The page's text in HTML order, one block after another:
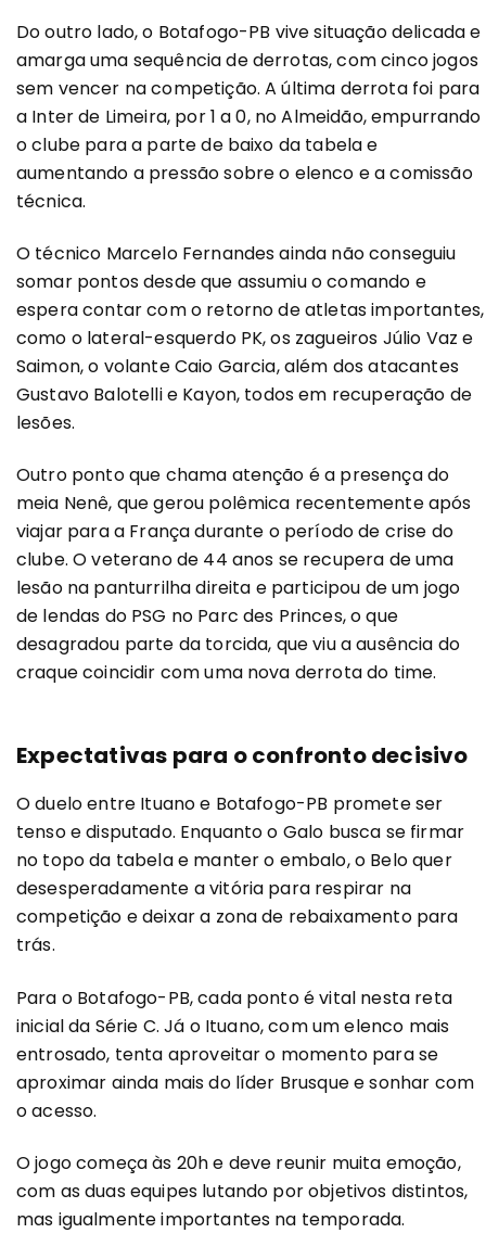
Do outro lado, o Botafogo-PB vive situação delicada e
amarga uma sequência de derrotas, com cinco jogos
sem vencer na competição. A última derrota foi para
a Inter de Limeira, por 1 a 0, no Almeidão, empurrando
o clube para a parte de baixo da tabela e
aumentando a pressão sobre o elenco e a comissão
técnica.
O técnico Marcelo Fernandes ainda não conseguiu
somar pontos desde que assumiu o comando e
espera contar com o retorno de atletas importantes,
como o lateral-esquerdo PK, os zagueiros Júlio Vaz e
Saimon, o volante Caio Garcia, além dos atacantes
Gustavo Balotelli e Kayon, todos em recuperação de
lesões.
Outro ponto que chama atenção é a presença do
meia Nenê, que gerou polêmica recentemente após
viajar para a França durante o período de crise do
clube. O veterano de 44 anos se recupera de uma
lesão na panturrilha direita e participou de um jogo
de lendas do PSG no Parc des Princes, o que
desagradou parte da torcida, que viu a ausência do
craque coincidir com uma nova derrota do time.
Expectativas para o confronto decisivo
O duelo entre Ituano e Botafogo-PB promete ser
tenso e disputado. Enquanto o Galo busca se firmar
no topo da tabela e manter o embalo, o Belo quer
desesperadamente a vitória para respirar na
competição e deixar a zona de rebaixamento para
trás.
Para o Botafogo-PB, cada ponto é vital nesta reta
inicial da Série C. Já o Ituano, com um elenco mais
entrosado, tenta aproveitar o momento para se
aproximar ainda mais do líder Brusque e sonhar com
o acesso.
O jogo começa às 20h e deve reunir muita emoção,
com as duas equipes lutando por objetivos distintos,
mas igualmente importantes na temporada.